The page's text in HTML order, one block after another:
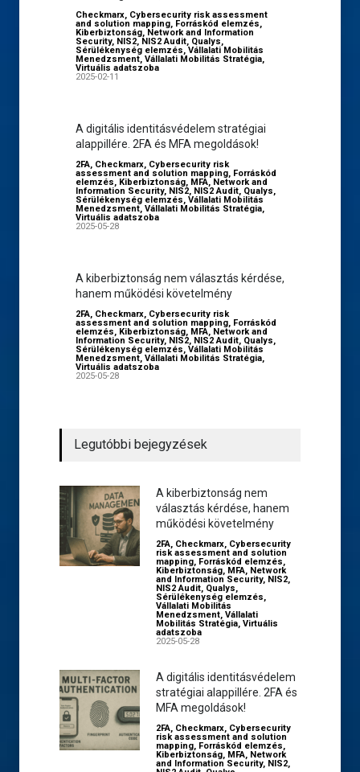
Checkmarx, Cybersecurity risk assessment
and solution mapping, Forráskód elemzés,
Kiberbiztonság, Network and Information
Security, NIS2, NIS2 Audit, Qualys,
Sérülékenység elemzés,Vállalati Mobilitás
Menedzsment, Vállalati Mobilitás Stratégia,
Virtuális adatszoba
2025-02-11
A digitális identitásvédelem stratégiai
alappillére. 2FA és MFA megoldások!
2FA, Checkmarx, Cybersecurity risk
assessment and solution mapping, Forráskód
elemzés, Kiberbiztonság, MFA, Network and
Information Security, NIS2, NIS2 Audit, Qualys,
Sérülékenység elemzés, Vállalati Mobilitás
Menedzsment, Vállalati Mobilitás Stratégia,
Virtuális adatszoba
2025-05-28
A kiberbiztonság nem választás kérdése,
hanem működési követelmény
2FA, Checkmarx, Cybersecurity risk
assessment and solution mapping, Forráskód
elemzés, Kiberbiztonság, MFA, Network and
Information Security, NIS2, NIS2 Audit, Qualys,
Sérülékenység elemzés, Vállalati Mobilitás
Menedzsment, Vállalati Mobilitás Stratégia,
Virtuális adatszoba
2025-05-28
Legutóbbi bejegyzések
A kiberbiztonság nem
választás kérdése, hanem
működési követelmény
2FA, Checkmarx, Cybersecurity
risk assessment and solution
mapping, Forráskód elemzés,
Kiberbiztonság, MFA, Network
and Information Security, NIS2,
NIS2 Audit, Qualys,
Sérülékenység elemzés,
Vállalati Mobilitás
Menedzsment, Vállalati
Mobilitás Stratégia, Virtuális
adatszoba
2025-05-28
A digitális identitásvédelem
stratégiai alappillére. 2FA és
MFA megoldások!
2FA, Checkmarx, Cybersecurity
risk assessment and solution
mapping, Forráskód elemzés,
Kiberbiztonság, MFA, Network
and Information Security, NIS2,